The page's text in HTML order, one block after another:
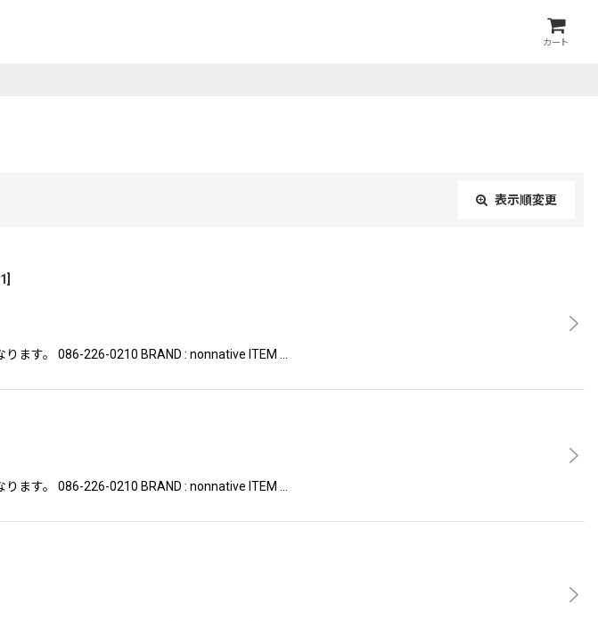
カート
表示順変更
ます。 086-226-0210 BRAND : nonnative ITEM …
ます。 086-226-0210 BRAND : nonnative ITEM …